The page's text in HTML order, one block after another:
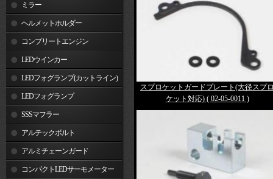
ミラー
ヘルメットホルダー
コンプリートエンジン
LEDウインカー
LEDフォグランプ(カットライン)
LEDフォグランプ
SSSマフラー
アルテックボルト
アルミチェーンガード
コンパクトLEDサーモメーター
スプロケットガードプレート(大径スプ
ケット対応) ( 02-05-0011 )